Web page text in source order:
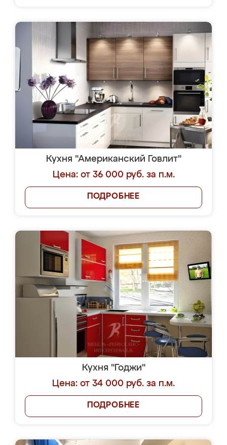
Кухня "Американский Говлит"
Цена: от 36 000 руб. за п.м.
ПОДРОБНЕЕ
Кухня "Годжи"
Цена: от 34 000 руб. за п.м.
ПОДРОБНЕЕ